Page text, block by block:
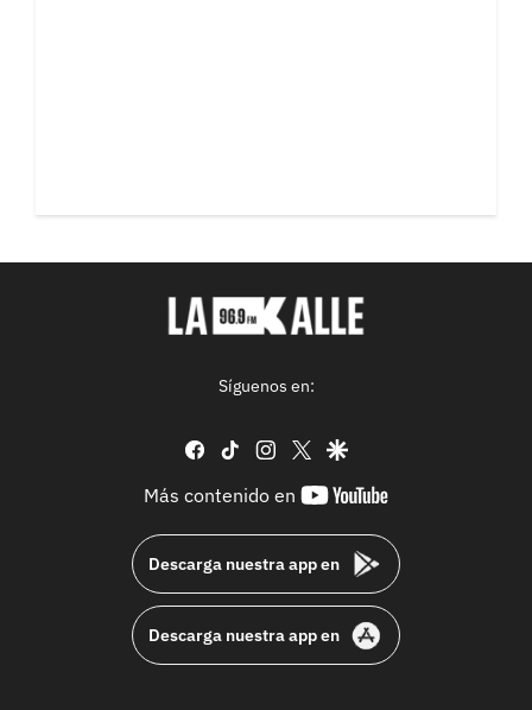
Síguenos en:
facebook
tiktok instagram
twittergoogle
Más contenido en
youtube-
Descarga nuestra app en
Descarga nuestra app en